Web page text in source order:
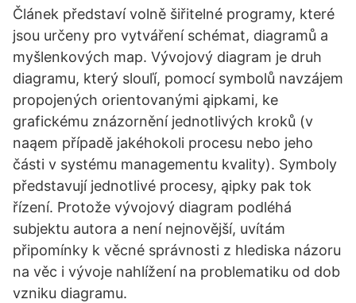
Článek představí volně šiřitelné programy, které
jsou určeny pro vytváření schémat, diagramů a
myšlenkových map. Vývojový diagram je druh
diagramu, který slouľí, pomocí symbolů navzájem
propojených orientovanými ąipkami, ke
grafickému znázornění jednotlivých kroků (v
naąem případě jakéhokoli procesu nebo jeho
části v systému managementu kvality). Symboly
představují jednotlivé procesy, ąipky pak tok
řízení. Protože vývojový diagram podléhá
subjektu autora a není nejnovější, uvítám
připomínky k věcné správnosti z hlediska názoru
na věc i vývoje nahlížení na problematiku od dob
vzniku diagramu.